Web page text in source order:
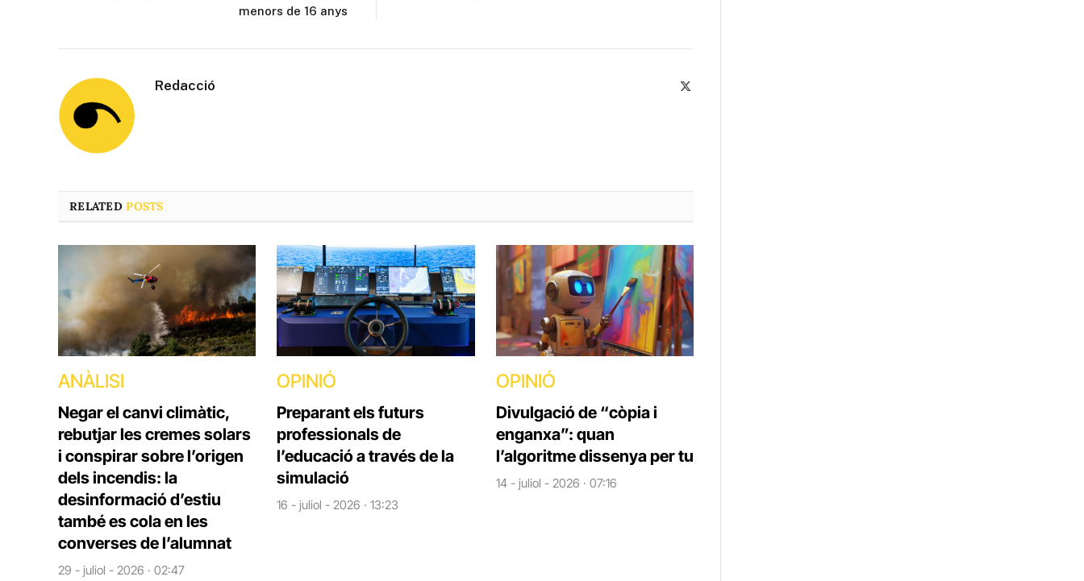
menors de 16 anys
Redacció
RELATEDPOSTS
ANÀLISI
Negar el canvi climàtic,
rebutjar les cremes solars
i conspirar sobre l’origen
dels incendis: la
desinformació d’estiu
també es cola en les
converses de l’alumnat
29 - juliol - 2026 · 02:47
OPINIÓ
Preparant els futurs
professionals de
l’educació a través de la
simulació
16 - juliol - 2026 · 13:23
OPINIÓ
Divulgació de “còpia i
enganxa”: quan
l’algoritme dissenya per tu
14 - juliol - 2026 · 07:16